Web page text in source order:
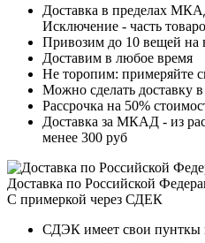
Доставка в пределах
Исключение - часть
Привозим до 10 вещей на
Доставим в любое время
Не торопим: примеряйте
Можно сделать доставку
Рассрочка на 50%
Доставка за МКАД - из
менее 300 руб
Доставка по Российской
С примеркой через СДЕК
СДЭК имеет свои пунткы